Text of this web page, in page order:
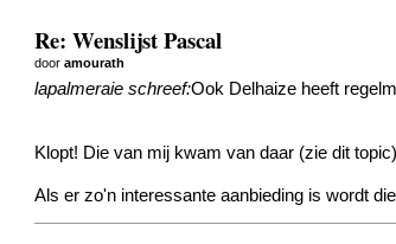
Re: Wenslijst Pascal
dooramourath
lapalmeraie schreef:Ook Delhaize heeft
Klopt! Die van mij kwam van daar (ziedit topic
Als er zo'n interessante aanbieding is wordt